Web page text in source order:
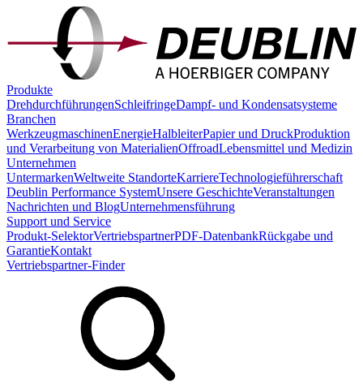
Produkte
DrehdurchführungenSchleifringeDampf- und Kondensatsysteme
Branchen
WerkzeugmaschinenEnergieHalbleiterPapier und DruckProduktion
und Verarbeitung von MaterialienOffroadLebensmittel und Medizin
Unternehmen
UntermarkenWeltweite StandorteKarriereTechnologieführerschaft
Deublin Performance SystemUnsere GeschichteVeranstaltungen
Nachrichten und BlogUnternehmensführung
Support und Service
Produkt-SelektorVertriebspartnerPDF-DatenbankRückgabe und
GarantieKontakt
Vertriebspartner-Finder